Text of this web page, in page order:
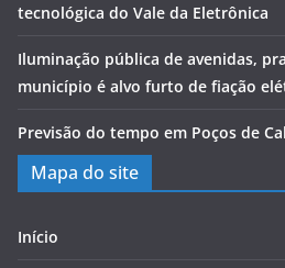
tecnológica do Vale da Eletrônica
Iluminação pública de avenidas,
município é alvo furto de fiação
Previsão do tempo em Poços de
Mapa do site
Início